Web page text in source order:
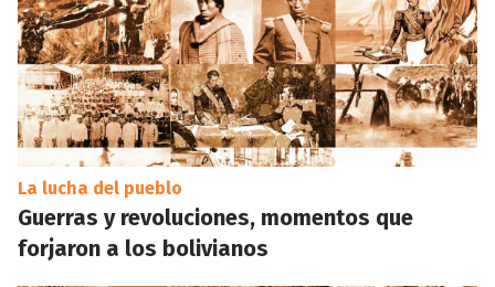
La lucha del pueblo
Guerras y revoluciones, momentos que
forjaron a los bolivianos